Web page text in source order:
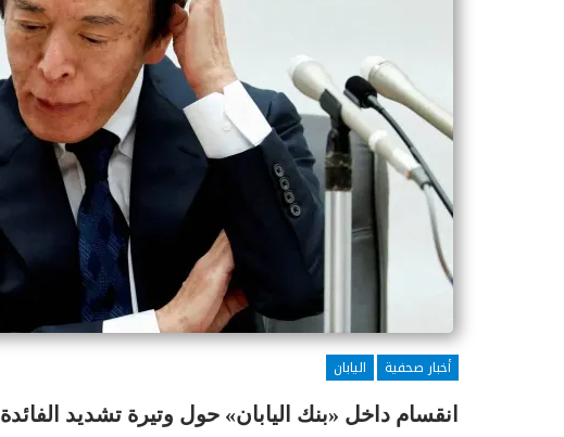
أخبار صحفية
اليابان
انقسام داخل «بنك اليابان» حول وتيرة تشديد الفائدة